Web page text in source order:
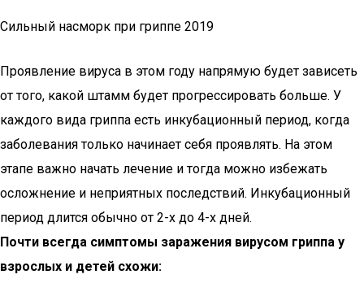
Сильный насморк при гриппе 2019
Проявление вируса в этом году напрямую будет зависеть
от того, какой штамм будет прогрессировать больше. У
каждого вида гриппа есть инкубационный период, когда
заболевания только начинает себя проявлять. На этом
этапе важно начать лечение и тогда можно избежать
осложнение и неприятных последствий. Инкубационный
период длится обычно от 2-х до 4-х дней.
Почти всегда симптомы заражения вирусом гриппа у
взрослых и детей схожи: